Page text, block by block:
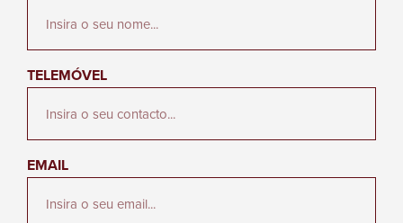
TELEMÓVEL
EMAIL